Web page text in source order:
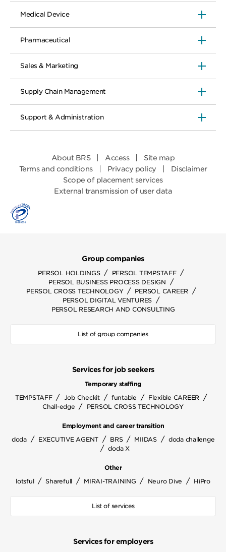
Medical Device
Pharmaceutical
Sales & Marketing
Supply Chain Management
Support & Administration
About BRS Access
Site map
Terms and conditions
Privacy policy
Disclaimer
Scope of placement services
External transmission of user data
Group companies
PERSOL HOLDINGS / PERSOL TEMPSTAFF /
PERSOL BUSINESS PROCESS DESIGN /
PERSOL CROSS TECHNOLOGY / PERSOL CAREER /
PERSOL DIGITAL VENTURES /
PERSOL RESEARCH AND CONSULTING
List of group companies
Services for job seekers
Temporary staffing
TEMPSTAFF / Job Checkit / funtable / Flexible CAREER /
Chall-edge / PERSOL CROSS TECHNOLOGY
Employment and career transition
doda / EXECUTIVE AGENT / BRS / MIIDAS / doda challenge
/ doda X
Other
lotsful / Sharefull / MIRAI-TRAINING / Neuro Dive / HiPro
List of services
Services for employers